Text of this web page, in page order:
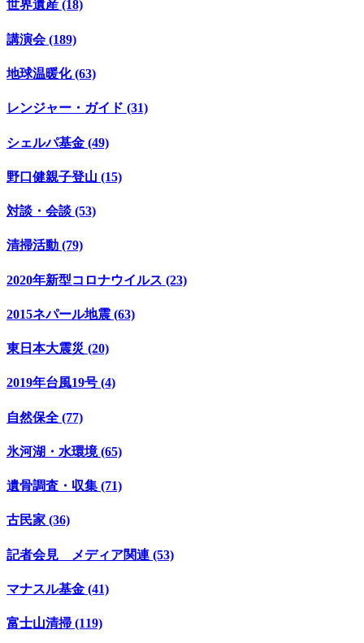
世界遺産 (18)
講演会 (189)
地球温暖化 (63)
レンジャー・ガイド (31)
シェルパ基金 (49)
野口健親子登山 (15)
対談・会談 (53)
清掃活動 (79)
2020年新型コロナウイルス (23)
2015ネパール地震 (63)
東日本大震災 (20)
2019年台風19号 (4)
自然保全 (77)
氷河湖・水環境 (65)
遺骨調査・収集 (71)
古民家 (36)
記者会見 メディア関連 (53)
マナスル基金 (41)
富士山清掃 (119)